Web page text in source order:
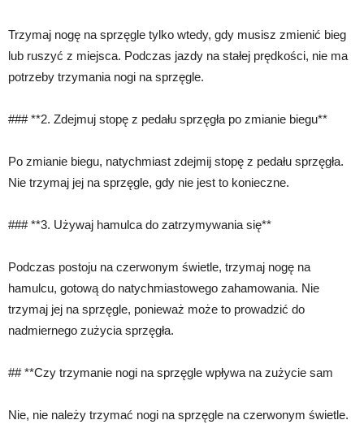
Trzymaj nogę na sprzęgle tylko wtedy, gdy musisz zmienić bieg
lub ruszyć z miejsca. Podczas jazdy na stałej prędkości, nie ma
potrzeby trzymania nogi na sprzęgle.
### **2. Zdejmuj stopę z pedału sprzęgła po zmianie biegu**
Po zmianie biegu, natychmiast zdejmij stopę z pedału sprzęgła.
Nie trzymaj jej na sprzęgle, gdy nie jest to konieczne.
### **3. Używaj hamulca do zatrzymywania się**
Podczas postoju na czerwonym świetle, trzymaj nogę na
hamulcu, gotową do natychmiastowego zahamowania. Nie
trzymaj jej na sprzęgle, ponieważ może to prowadzić do
nadmiernego zużycia sprzęgła.
## **Czy trzymanie nogi na sprzęgle wpływa na zużycie sam
Nie, nie należy trzymać nogi na sprzęgle na czerwonym świetle.